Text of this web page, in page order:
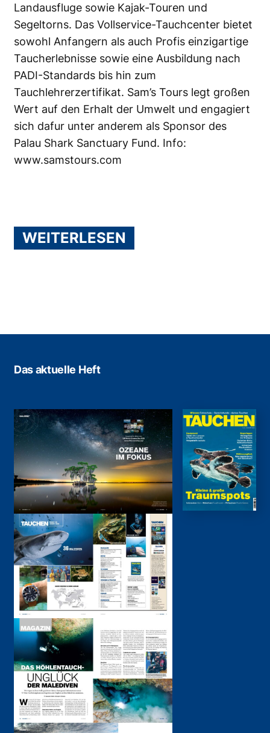
Landausfluge sowie Kajak-Touren und
Segeltorns. Das Vollservice-Tauchcenter bietet
sowohl Anfangern als auch Profis einzigartige
Taucherlebnisse sowie eine Ausbildung nach
PADI-Standards bis hin zum
Tauchlehrerzertifikat. Sam’s Tours legt großen
Wert auf den Erhalt der Umwelt und engagiert
sich dafur unter anderem als Sponsor des
Palau Shark Sanctuary Fund. Info:
www.samstours.com
WEITERLESEN
Das aktuelle Heft